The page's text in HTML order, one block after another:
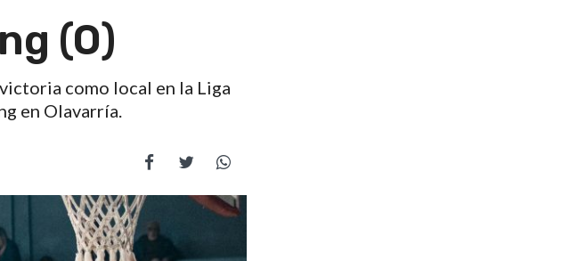
(O)
como local en la Liga
en Olavarría.